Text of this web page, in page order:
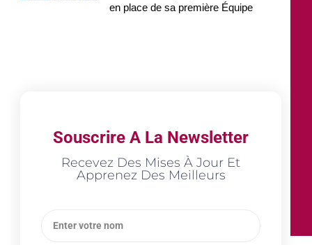
en place de sa première Équipe
Souscrire A La Newsletter
Recevez Des Mises À Jour Et
Apprenez Des Meilleurs